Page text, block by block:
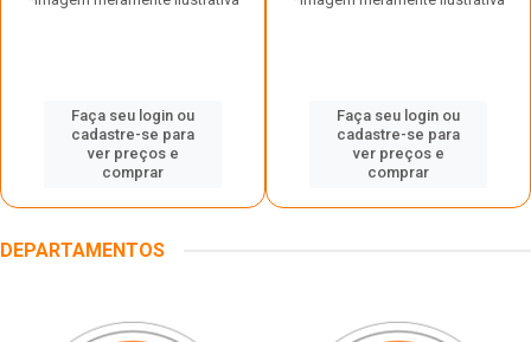
Faça seu login ou
cadastre-se para
ver preços e
comprar
Faça seu login ou
cadastre-se para
ver preços e
comprar
DEPARTAMENTOS